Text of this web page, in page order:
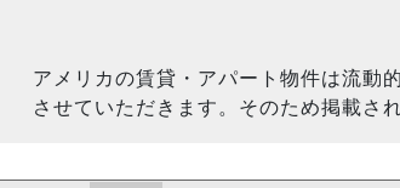
アメリカの賃貸・アパート物件は流動
させていただきます。そのため掲載さ